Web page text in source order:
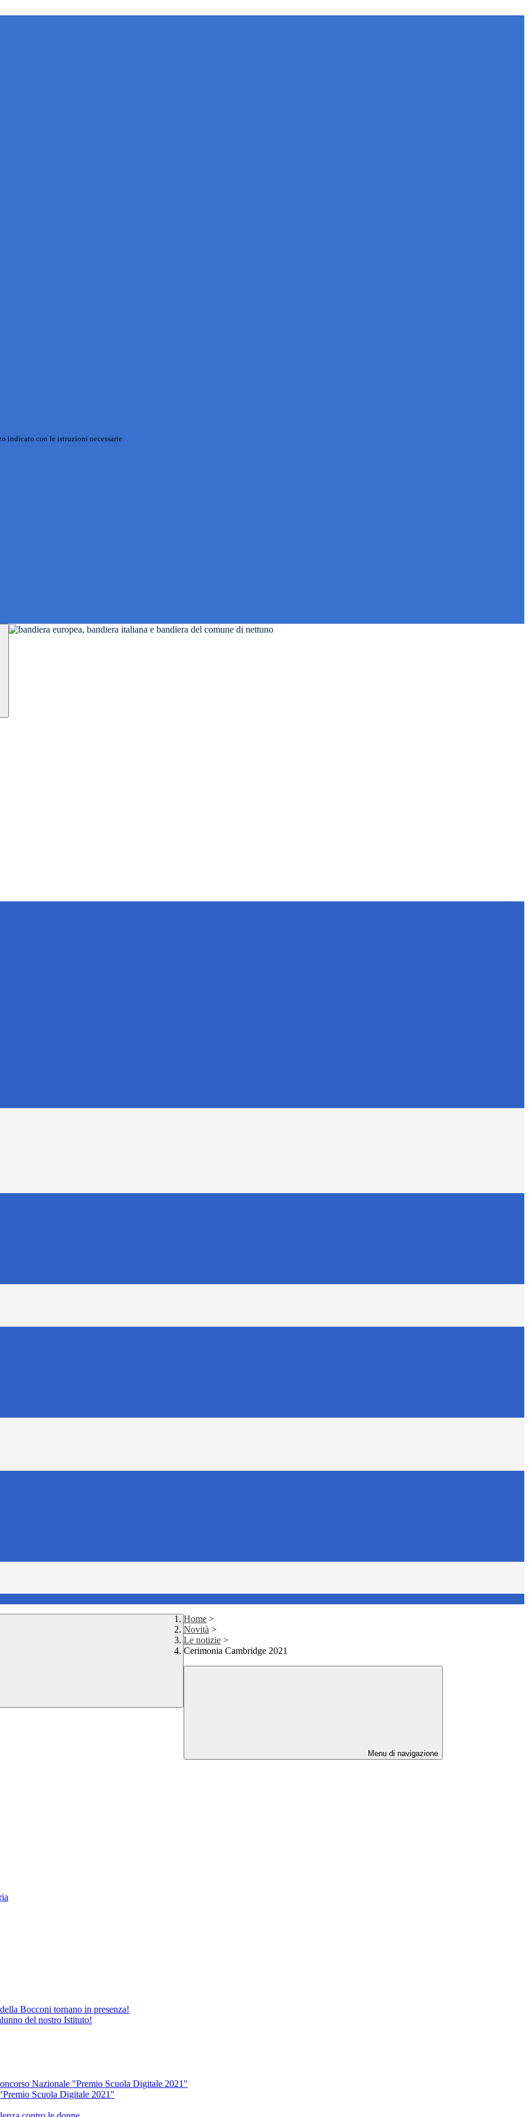
indicato con le istruzioni necessarie.
Home >
Novità >
Le notizie >
Cerimonia Cambridge 2021
Menu di navigazione
Bocconi tornano in presenza!
del nostro Istituto!
Nazionale "Premio Scuola Digitale 2021"
Scuola Digitale 2021"